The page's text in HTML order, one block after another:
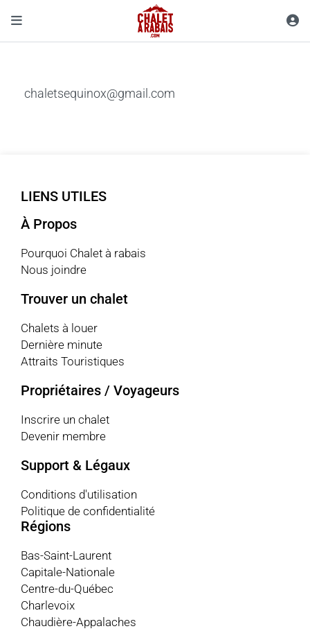
chaletsequinox@gmail.com
LIENS UTILES
À Propos
Pourquoi Chalet à rabais
Nous joindre
Trouver un chalet
Chalets à louer
Dernière minute
Attraits Touristiques
Propriétaires / Voyageurs
Inscrire un chalet
Devenir membre
Support & Légaux
Conditions d'utilisation
Politique de confidentialité
Régions
Bas-Saint-Laurent
Capitale-Nationale
Centre-du-Québec
Charlevoix
Chaudière-Appalaches